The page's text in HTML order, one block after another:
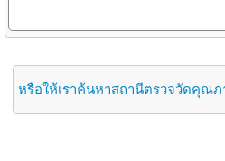
หรือให้เราค้นหาสถานีตรวจวัดคุณ